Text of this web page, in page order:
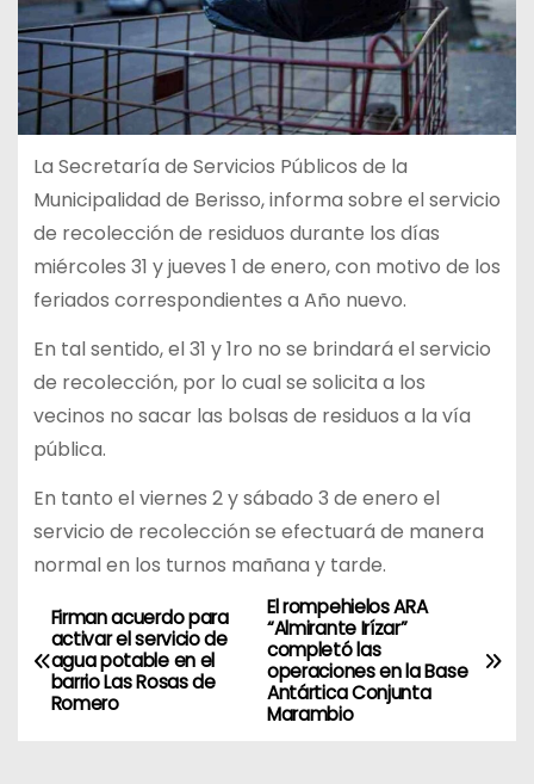
La Secretaría de Servicios Públicos de la
Municipalidad de Berisso, informa sobre el servicio
de recolección de residuos durante los días
miércoles 31 y jueves 1 de enero, con motivo de los
feriados correspondientes a Año nuevo.
En tal sentido, el 31 y 1ro no se brindará el servicio
de recolección, por lo cual se solicita a los
vecinos no sacar las bolsas de residuos a la vía
pública.
En tanto el viernes 2 y sábado 3 de enero el
servicio de recolección se efectuará de manera
normal en los turnos mañana y tarde.
N
a
v
El rompehielos ARA
“Almirante Irízar”
completó las
operaciones en la Base
Antártica Conjunta
Marambio
Firman acuerdo para
activar el servicio de
agua potable en el
barrio Las Rosas de
Romero